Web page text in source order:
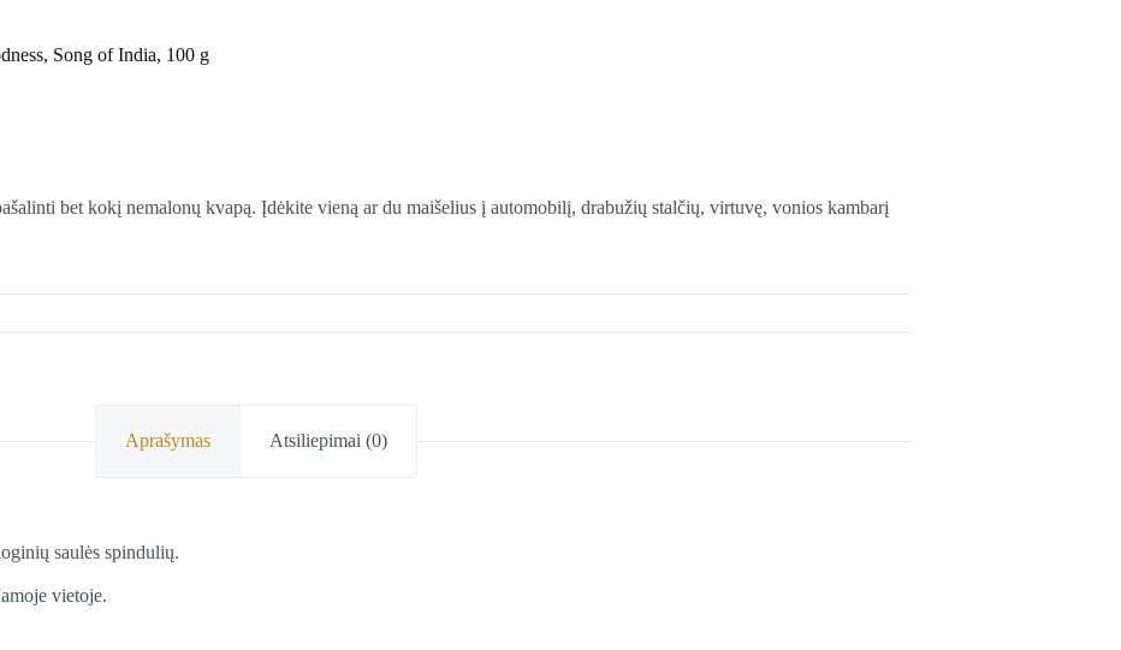
Song of India, 100 g
bet kokį nemalonų kvapą. Įdėkite vieną ar du maišelius į automobilį, drabužių stalčių, virtuvę, vonios kambarį
Aprašymas Atsiliepimai (0)
saulės spindulių.
vietoje.